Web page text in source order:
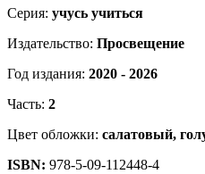
Серия: учусь учиться
Издательство: Просвещение
Год издания: 2020 - 2026
Часть: 2
Цвет обложки: салатовый,
ISBN: 978-5-09-112448-4